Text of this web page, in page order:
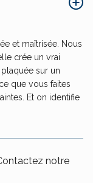
et maîtrisée. Nous
crée un vrai
sur un
que vous faites
Et on identifie
notre